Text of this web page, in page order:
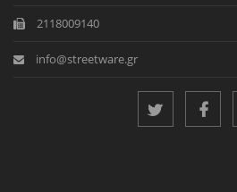
2118009140
info@streetware.gr